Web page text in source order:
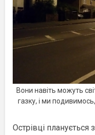
Вони навіть можуть
газку, і ми
Острівці планується